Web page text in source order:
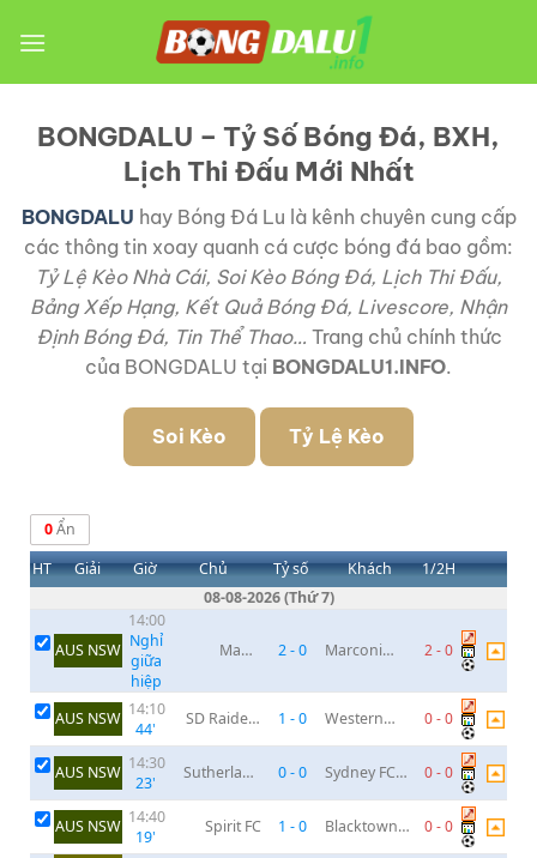
qua
BONGDALU – Tỷ Số Bóng Đá, BXH,
Lịch Thi Đấu Mới Nhất
BONGDALU hay Bóng Đá Lu là kênh chuyên cung cấp
các thông tin xoay quanh cá cược bóng đá bao gồm:
Tỷ Lệ Kèo Nhà Cái, Soi Kèo Bóng Đá, Lịch Thi Đấu,
Bảng Xếp Hạng, Kết Quả Bóng Đá, Livescore, Nhận
Định Bóng Đá, Tin Thể Thao… Trang chủ chính thức
của BONGDALU tại BONGDALU1.INFO.
Soi Kèo Tỷ Lệ Kèo
0Ẩn
HT
Giải Giờ Chủ Tỷ số Khách
1/2H
08-08-2026(Thứ 7)
AUS NSW
14:00
Nghỉ
giữa
hiệp
Manly
2-0
Marconi
2-0
AUS NSW 14:10
44'
SD Raiders
1 -0
Western
Wanderers
AM
0-0
AUS NSW 14:30
23'
Sutherland
0-0
Sydney FC
0-0
AUS NSW 14:40
19'
Spirit FC 1 -0
Blacktown
0-0